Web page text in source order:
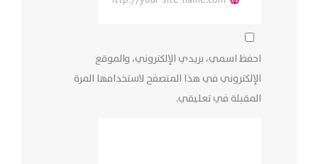
احفظ اسمي، بريدي الإلكتروني، والموقع
الإلكتروني في هذا المتصفح لاستخدامها المرة
المقبلة في تعليقي.